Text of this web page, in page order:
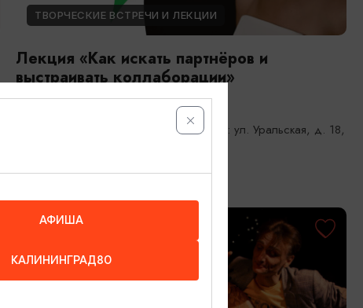
ТВОРЧЕСКИЕ ВСТРЕЧИ И ЛЕКЦИИ
Лекция «Как искать партнёров и
выстраивать коллаборации»
Калининград, Центра «Мой бизнес»: ул. Уральская, д. 18,
ОТ 800₽
АФИША
КАЛИНИНГРАД80